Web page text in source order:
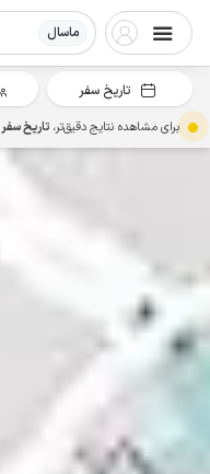
ماسال
تاریخ سفر
برای مشاهده نتایج دقیق‌تر، تاریخ سفر